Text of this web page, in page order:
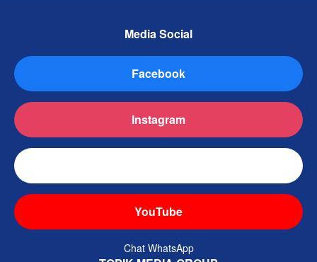
Media Social
Facebook
Instagram
YouTube
Chat WhatsApp